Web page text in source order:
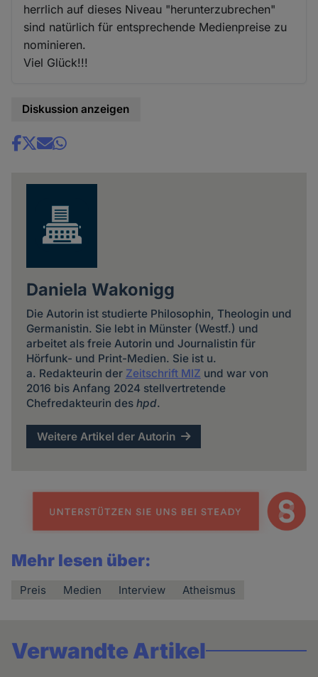
herrlich auf dieses Niveau "herunterzubrechen"
sind natürlich für entsprechende Medienpreise zu
nominieren.
Viel Glück!!!
Diskussion anzeigen
Share
Daniela Wakonigg
Die Autorin ist studierte Philosophin, Theologin und
Germanistin. Sie lebt in Münster (Westf.) und
arbeitet als freie Autorin und Journalistin für
Hörfunk- und Print-Medien. Sie ist u.
a. Redakteurin der Zeitschrift MIZ und war von
2016 bis Anfang 2024 stellvertretende
Chefredakteurin des hpd.
Weitere Artikel der Autorin
Mehr lesen über:
Preis Medien Interview Atheismus
Verwandte Artikel